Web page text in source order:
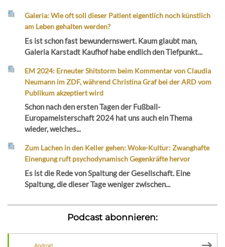
Galeria: Wie oft soll dieser Patient eigentlich noch künstlich
am Leben gehalten werden?
Es ist schon fast bewundernswert. Kaum glaubt man,
Galeria Karstadt Kaufhof habe endlich den Tiefpunkt...
EM 2024: Erneuter Shitstorm beim Kommentar von Claudia
Neumann im ZDF, während Christina Graf bei der ARD vom
Publikum akzeptiert wird
Schon nach den ersten Tagen der Fußball-
Europameisterschaft 2024 hat uns auch ein Thema
wieder, welches...
Zum Lachen in den Keller gehen: Woke-Kultur: Zwanghafte
Einengung ruft psychodynamisch Gegenkräfte hervor
Es ist die Rede von Spaltung der Gesellschaft. Eine
Spaltung, die dieser Tage weniger zwischen...
Podcast abonnieren:
Android